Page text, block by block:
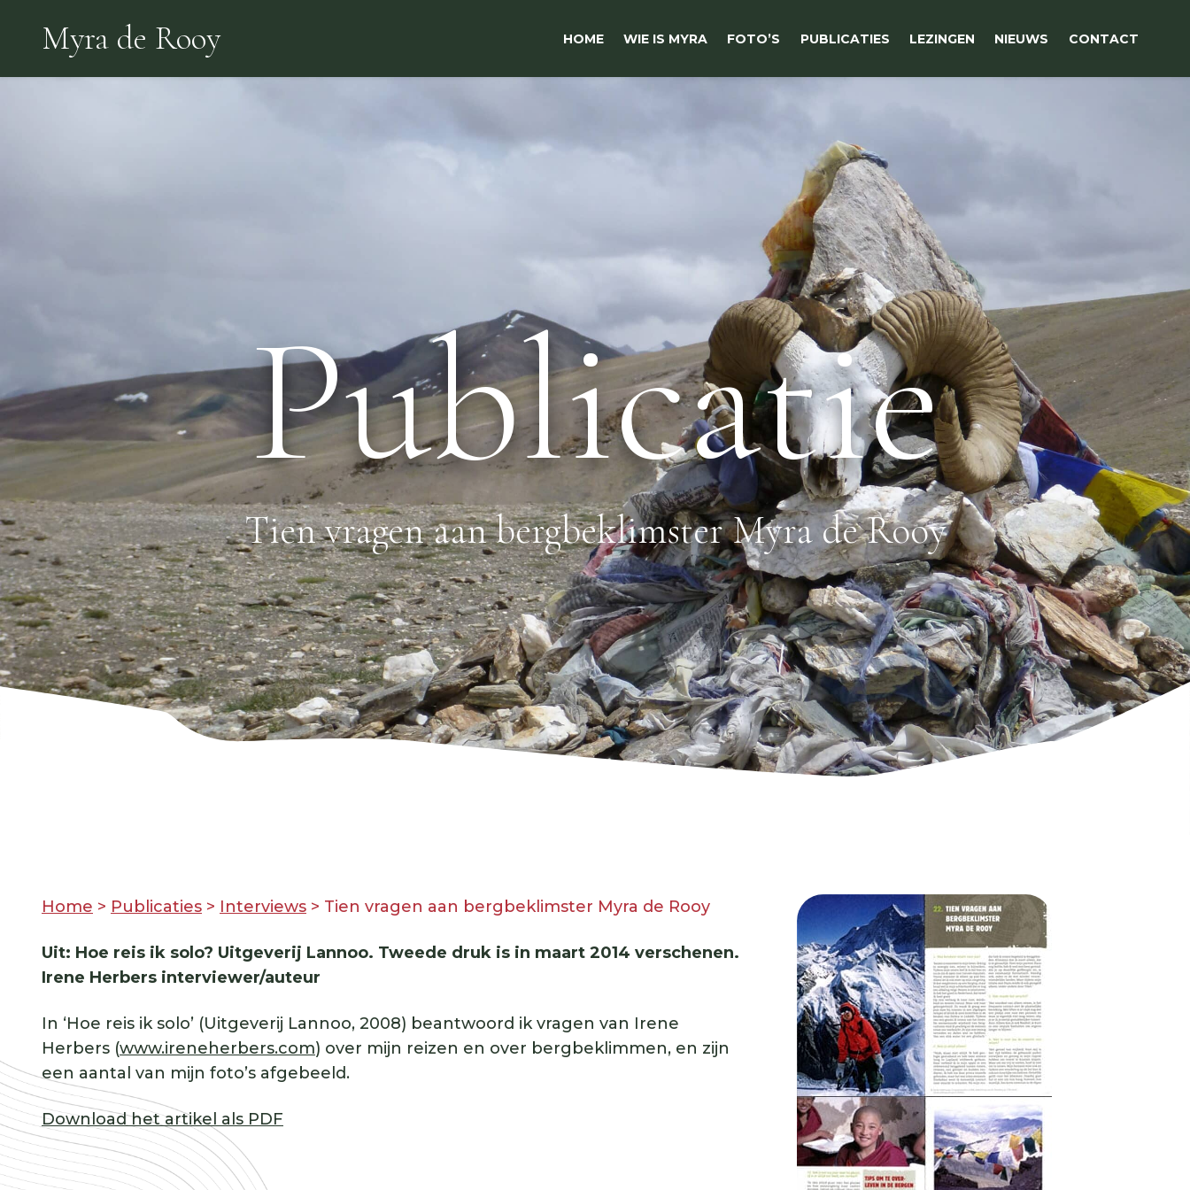
Myra de Rooy HOME WIE IS MYRA FOTO’S PUBLICATIES LEZINGEN NIEUWS CONTACT
Publicatie
Tien vragen aan bergbeklimster Myra de Rooy
Home > Publicaties > Interviews > Tien vragen aan bergbeklimster Myra de Rooy
Uit: Hoe reis ik solo? Uitgeverij Lannoo. Tweede druk is in maart 2014 verschenen.
Irene Herbers interviewer/auteur
In ‘Hoe reis ik solo’ (Uitgeverij Lannoo, 2008) beantwoord ik vragen van Irene
Herbers (www.ireneherbers.com) over mijn reizen en over bergbeklimmen, en zijn
een aantal van mijn foto’s afgebeeld.
Download het artikel als PDF